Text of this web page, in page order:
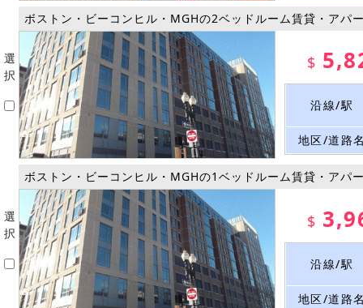
選
択
ボストン・ビーコンヒル・MGHの2ベッドルーム賃貸・アパ
$
沿線/駅
地区/道路
選
択
ボストン・ビーコンヒル・MGHの1ベッドルーム賃貸・アパ
$
沿線/駅
地区/道路